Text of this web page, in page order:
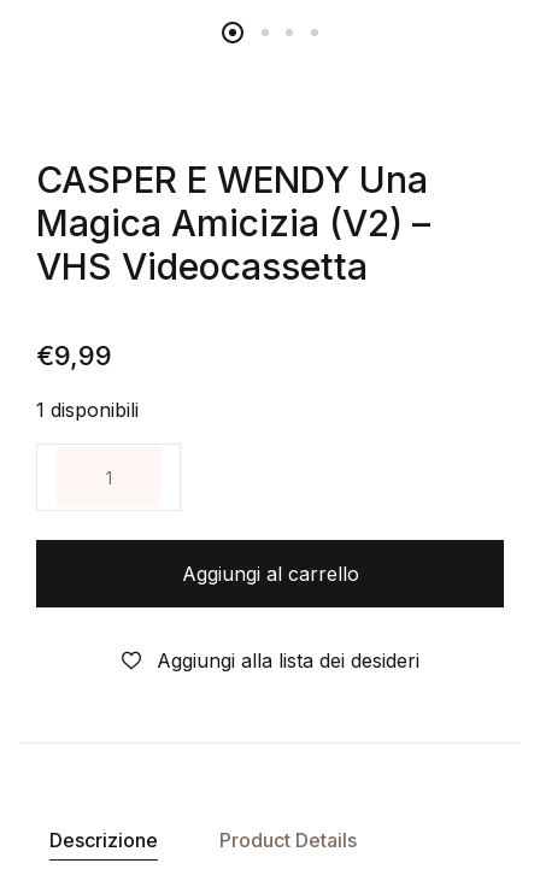
CASPER E WENDY Una
Magica Amicizia (V2) –
VHS Videocassetta
€9,99
1 disponibili
Aggiungi al carrello
Aggiungi alla lista dei desideri
Descrizione Product Details